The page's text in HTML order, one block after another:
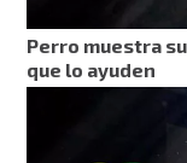
Perro muestra
que lo ayuden